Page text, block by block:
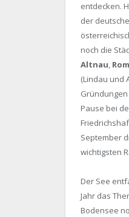
entdecken.
der
noch die
Altnau,
(Lindau und
Pause bei
September
wichtigsten
Der See
Jahr das
Bodensee